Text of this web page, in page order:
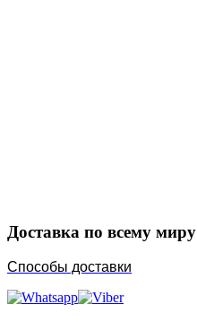
Доставка по всему миру
Способы доставки